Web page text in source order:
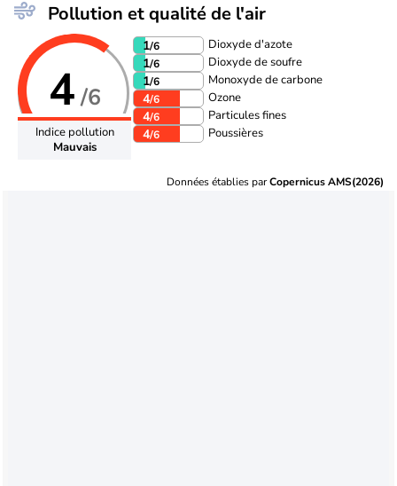
Pollution et qualité de l'air
4/6
Indice pollution
Mauvais
1/6 Dioxyde d'azote
1/6 Dioxyde de soufre
1/6 Monoxyde de carbone
4/6 Ozone
4/6 Particules fines
4/6 Poussières
Données établies parCopernicus AMS(2026)